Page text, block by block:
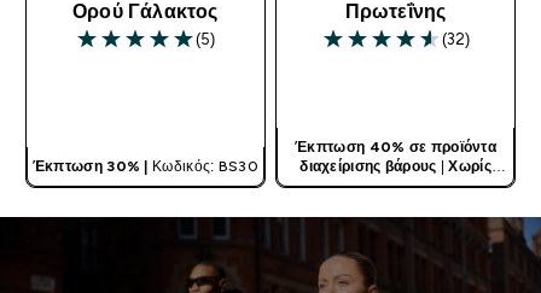
Ορού Γάλακτος
5 out of 5 stars
(5)
Έκπτωση 30% | Κωδικός: BS30
Πρωτεΐνης
4.56 out of 5 stars
(32)
Έκπτωση 40% σε προϊόντα
διαχείρισης βάρους |Χωρίς
Κωδικό